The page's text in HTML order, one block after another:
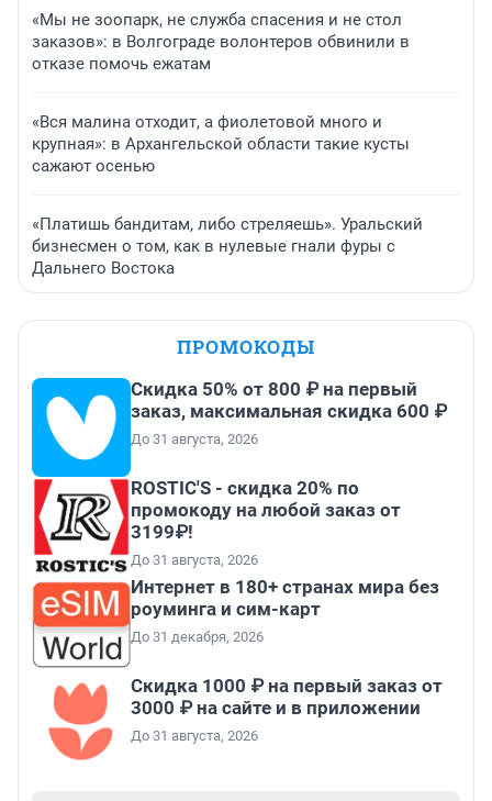
«Мы не зоопарк, не служба спасения и не стол
заказов»: в Волгограде волонтеров обвинили в
отказе помочь ежатам
«Вся малина отходит, а фиолетовой много и
крупная»: в Архангельской области такие кусты
сажают осенью
«Платишь бандитам, либо стреляешь». Уральский
бизнесмен о том, как в нулевые гнали фуры с
Дальнего Востока
ПРОМОКОДЫ
Скидка 50% от 800 ₽ на первый
заказ, максимальная скидка 600 ₽
До 31 августа, 2026
ROSTIC'S - скидка 20% по
промокоду на любой заказ от
3199₽!
До 31 августа, 2026
Интернет в 180+ странах мира без
роуминга и сим-карт
До 31 декабря, 2026
Скидка 1000 ₽ на первый заказ от
3000 ₽ на сайте и в приложении
До 31 августа, 2026